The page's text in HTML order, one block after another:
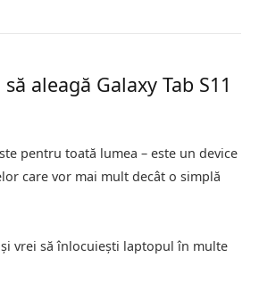
aleagă Galaxy Tab S11
pentru toată lumea – este un device
care vor mai mult decât o simplă
vrei să înlocuiești laptopul în multe